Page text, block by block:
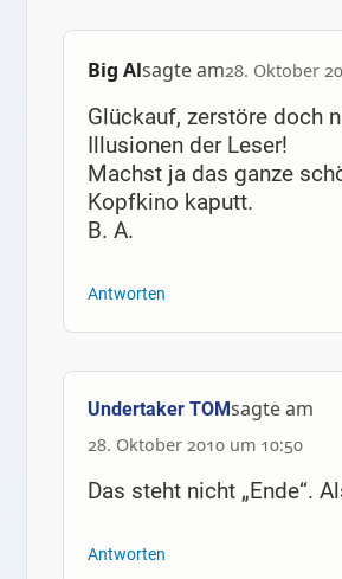
Big Alsagte am28. Oktober
Glückauf, zerstöre doch
Illusionen der Leser!
Machst ja das ganze
Kopfkino kaputt.
B. A.
Antworten
Undertaker TOMsagte am
28. Oktober 2010 um 10:50
Das steht nicht „Ende“.
Antworten